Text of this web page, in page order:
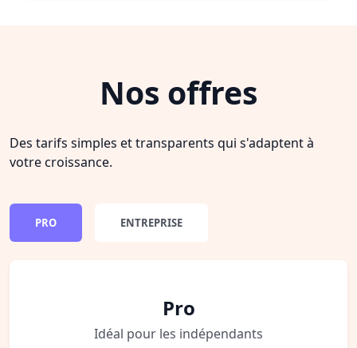
Nos offres
Des tarifs simples et transparents qui s'adaptent à
votre croissance.
PRO ENTREPRISE
Pro
Idéal pour les indépendants